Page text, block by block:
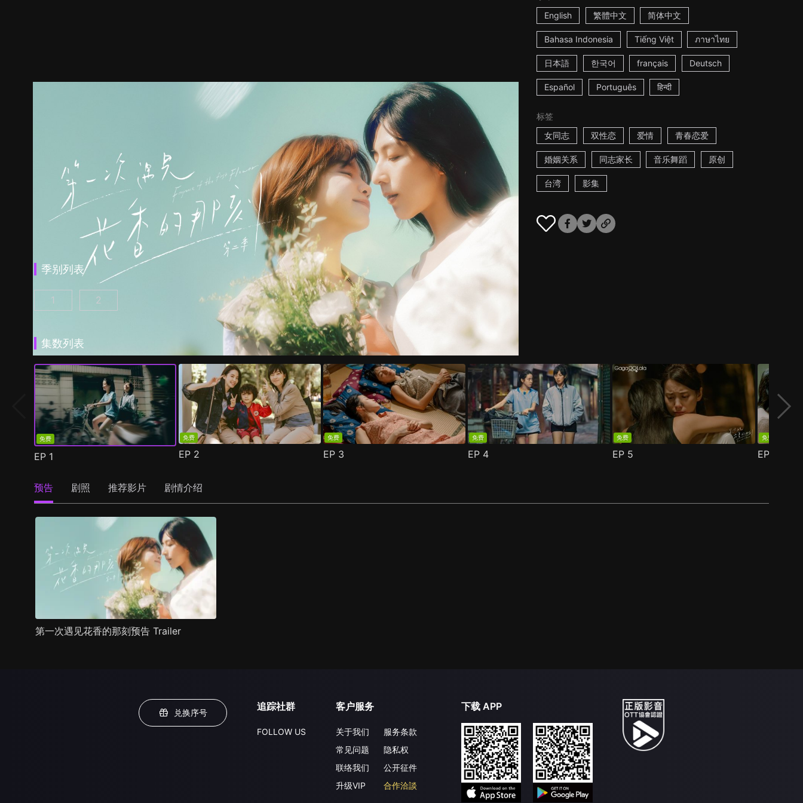
English
繁體中文 简体中文
Bahasa Indonesia Tiếng Việt ภาษาไทย
日本語 한국어 français Deutsch
Español Português हिन्दी
标签
女同志
双性恋 爱情 青春恋爱
婚姻关系 同志家长 音乐舞蹈 原创
台湾 影集
季别列表
第一次遇见花香的那刻 第1季 第1集( )
1 第一次遇见花香的那刻 第2季 第1集()
2
集数列表
免费
EP 1
免费
EP 2
免费
EP 3
免费
EP 4
免费
EP 5
免费
EP
预告 剧照 推荐影片 剧情介绍
第一次遇见花香的那刻预告 Trailer
兑换序号
追踪社群
FOLLOW US
客户服务
关于我们
常见问题
联络我们
升级VIP
服务条款
隐私权
公开征件
合作洽談
下载 APP